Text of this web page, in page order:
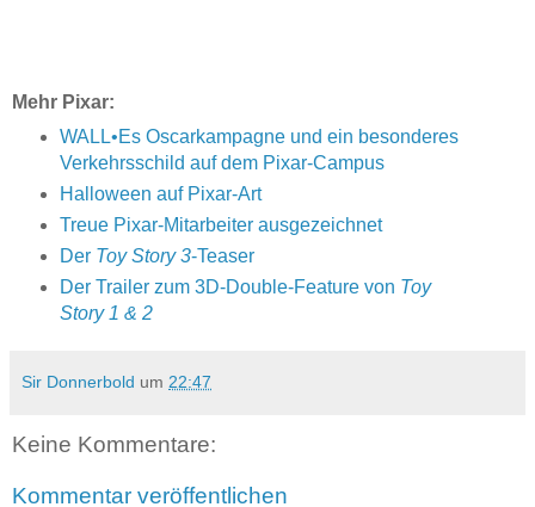
Mehr Pixar:
WALL•Es Oscarkampagne und ein besonderes
Verkehrsschild auf dem Pixar-Campus
Halloween auf Pixar-Art
Treue Pixar-Mitarbeiter ausgezeichnet
DerToy Story 3-Teaser
Der Trailer zum 3D-Double-Feature von Toy
Story 1 & 2
Sir Donnerbold um 22:47
Keine Kommentare:
Kommentar veröffentlichen